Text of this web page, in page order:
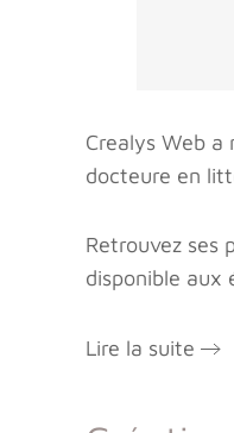
Crealys Web
docteure en
Retrouvez ses
disponible aux
Lire la suite